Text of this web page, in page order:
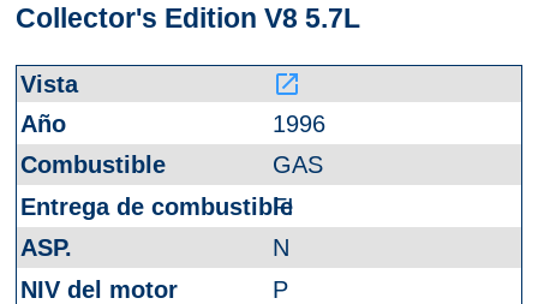
Collector's Edition V8 5.7L
launch
1996
GAS
FI
N
P